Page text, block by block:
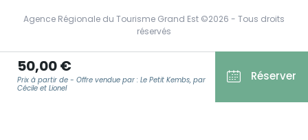
50,00 €
Prix à partir de - Offre vendue par : Le Petit Kembs, par
Cécile et Lionel
Réserver
Agence Régionale du Tourisme Grand Est ©2026 - Tous droits
réservés
Mentions légales